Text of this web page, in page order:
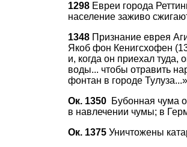
1298 Евреи города
население заживо
1348 Признание еврея
Якоб фон Кенигсхофен
и, когда он приехал туда,
воды... чтобы отравить
фонтан в городе Тулуза...»
Ок. 1350 Бубонная чума
в навлечении чумы; в
Ок. 1375 Уничтожены